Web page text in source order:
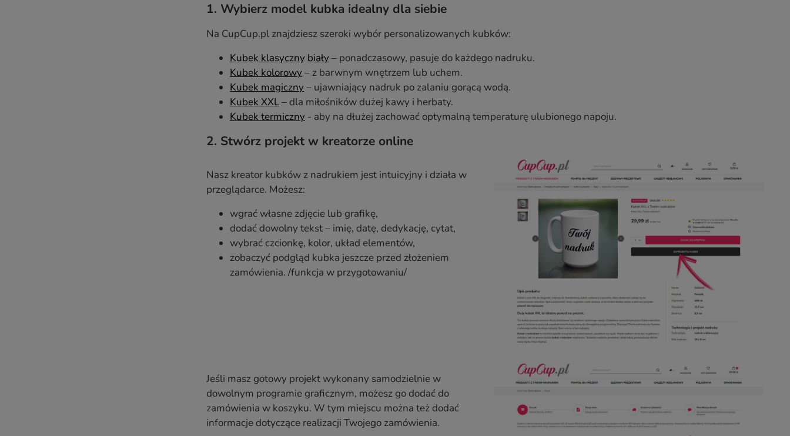
1. Wybierz model kubka idealny dla siebie
Na CupCup.pl znajdziesz szeroki wybór personalizowanych kubków:
Kubek klasyczny biały– ponadczasowy, pasuje do każdego nadruku.
Kubek kolorowy– z barwnym wnętrzem lub uchem.
Kubek magiczny– ujawniający nadruk po zalaniu gorącą wodą.
Kubek XXL– dla miłośników dużej kawy i herbaty.
Kubek termiczny - aby na dłużej zachować optymalną temperaturę ulubionego napoju.
2. Stwórz projekt w kreatorze online
Nasz kreator kubków z nadrukiem jest intuicyjny i działa w
przeglądarce. Możesz:
wgrać własne zdjęcie lub grafikę,
dodać dowolny tekst – imię, datę, dedykację, cytat,
wybrać czcionkę, kolor, układ elementów,
zobaczyć podgląd kubka jeszcze przed złożeniem
zamówienia. /funkcja w przygotowaniu/
Jeśli masz gotowy projekt wykonany samodzielnie w
dowolnym programie graficznym, możesz go dodać do
zamówienia w koszyku. W tym miejscu można też dodać
informacje dotyczące realizacji Twojego zamówienia.